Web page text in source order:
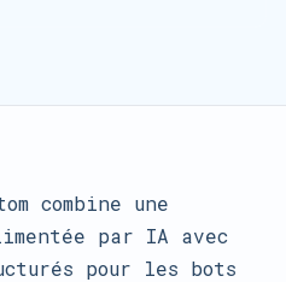
combine une
par IA avec
pour les bots